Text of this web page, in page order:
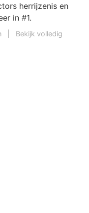
herrijzenis en
in #1.
Bekijk volledig